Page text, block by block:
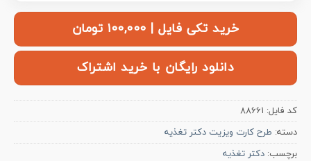
خرید تکی فایل | ۱۰۰,۰۰۰ تومان
دانلود رایگان با خرید اشتراک
کد فایل: 88661
دسته: طرح کارت ویزیت دکتر تغذیه
برچسب: دکتر تغذیه